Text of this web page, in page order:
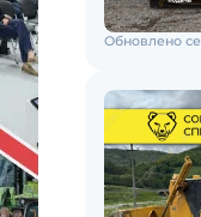
Обновлено